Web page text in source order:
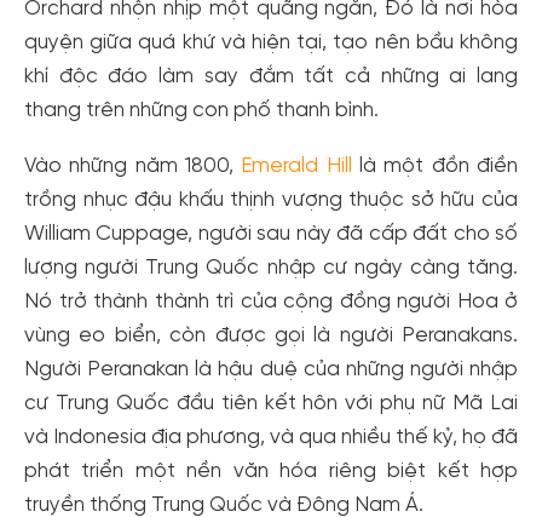
Orchard nhộn nhịp một quãng ngắn, Đó là nơi hòa
quyện giữa quá khứ và hiện tại, tạo nên bầu không
khí độc đáo làm say đắm tất cả những ai lang
thang trên những con phố thanh bình.
Vào những năm 1800, Emerald Hill
là một đồn điền
trồng nhục đậu khấu thịnh vượng thuộc sở hữu của
William Cuppage, người sau này đã cấp đất cho số
lượng người Trung Quốc nhập cư ngày càng tăng.
Nó trở thành thành trì của cộng đồng người Hoa ở
vùng eo biển, còn được gọi là người Peranakans.
Người Peranakan là hậu duệ của những người nhập
cư Trung Quốc đầu tiên kết hôn với phụ nữ Mã Lai
và Indonesia địa phương, và qua nhiều thế kỷ, họ đã
phát triển một nền văn hóa riêng biệt kết hợp
truyền thống Trung Quốc và Đông Nam Á.